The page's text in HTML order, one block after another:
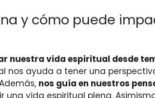
y cómo puede
nuestra vida espiritual desde
nos ayuda a tener una
nos guía en nuestros
una vida espiritual plena.